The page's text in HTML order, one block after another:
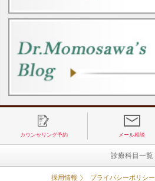
カウンセリング予約 メール相談
診療科目一覧
採用情報 プライバシーポリシー